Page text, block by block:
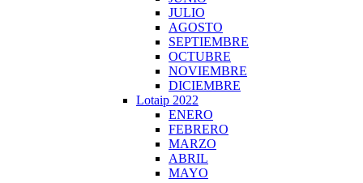
JULIO
AGOSTO
SEPTIEMBRE
OCTUBRE
NOVIEMBRE
DICIEMBRE
Lotaip 2022
ENERO
FEBRERO
MARZO
ABRIL
MAYO